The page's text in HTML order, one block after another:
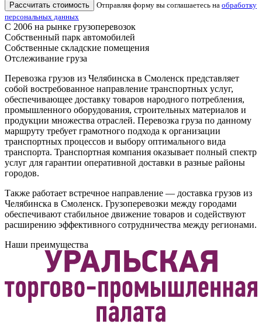
Рассчитать стоимость Отправляя форму вы соглашаетесь на обработку
персональных данных
С 2006 на рынке грузоперевозок
Собственный парк автомобилей
Собственные складские помещения
Отслеживание груза
Перевозка грузов из Челябинска в Смоленск представляет
собой востребованное направление транспортных услуг,
обеспечивающее доставку товаров народного потребления,
промышленного оборудования, строительных материалов и
продукции множества отраслей. Перевозка груза по данному
маршруту требует грамотного подхода к организации
транспортных процессов и выбору оптимального вида
транспорта. Транспортная компания оказывает полный спектр
услуг для гарантии оперативной доставки в разные районы
городов.
Также работает встречное направление — доставка грузов из
Челябинска в Смоленск. Грузоперевозки между городами
обеспечивают стабильное движение товаров и содействуют
расширению эффективного сотрудничества между регионами.
Наши преимущества